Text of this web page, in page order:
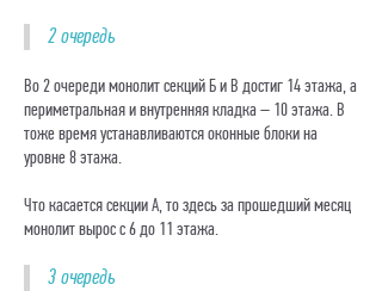
2 очередь
Во 2 очереди монолит секций Б и В достиг 14 этажа, а
периметральная и внутренняя кладка – 10 этажа. В
тоже время устанавливаются оконные блоки на
уровне 8 этажа.
Что касается секции А, то здесь за прошедший месяц
монолит вырос с 6 до 11 этажа.
3 очередь